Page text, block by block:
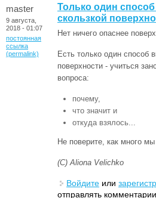
master
9 августа,
2018 - 01:07
постоянная
ссылка
(permalink)
Только один
скользкой
Нет ничего опаснее
Есть только один способ
поверхности - учиться
вопроса:
почему,
что значит и
откуда взялось...
Не поверите, как много мы
(С) Aliona Velichko
Войдите или
отправлять комментарии